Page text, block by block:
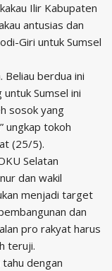
Ilir Kabupaten
antusias dan
Giri untuk Sumsel
Beliau berdua ini
Sumsel ini
sosok yang
ungkap tokoh
(25/5).
Selatan
dan wakil
menjadi target
dan
pro rakyat harus
teruji.
tahu dengan